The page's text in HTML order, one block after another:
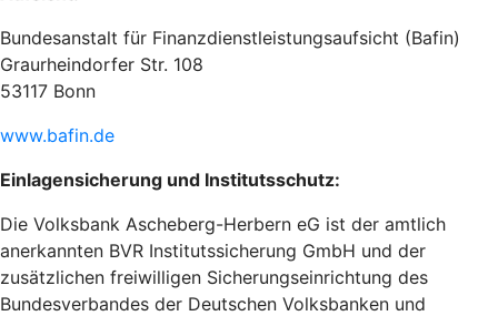
Bundesanstalt für Finanzdienstleistungsaufsicht (Bafin)
Graurheindorfer Str. 108
53117 Bonn
www.bafin.de
Einlagensicherung und Institutsschutz:
Die Volksbank Ascheberg-Herbern eG ist der amtlich
anerkannten BVR Institutssicherung GmbH und der
zusätzlichen freiwilligen Sicherungseinrichtung des
Bundesverbandes der Deutschen Volksbanken und